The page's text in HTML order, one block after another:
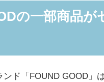
の一部商品
ド「FOUND GOOD」